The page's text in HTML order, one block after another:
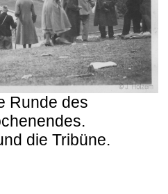
Runde des
die Tribüne.